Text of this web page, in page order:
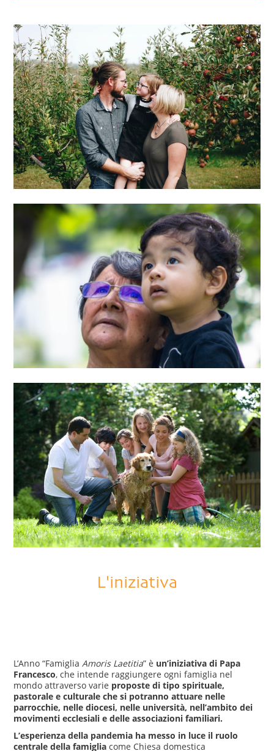
L'iniziativa
L’Anno “Famiglia Amoris Laetitia” è un’iniziativa di Papa
Francesco, che intende raggiungere ogni famiglia nel
mondo attraverso varie proposte di tipo spirituale,
pastorale e culturale che si potranno attuare nelle
parrocchie, nelle diocesi, nelle università, nell’ambito dei
movimenti ecclesiali e delle associazioni familiari.
L’esperienza della pandemia ha messo in luce il ruolo
centrale della famiglia come Chiesa domestica